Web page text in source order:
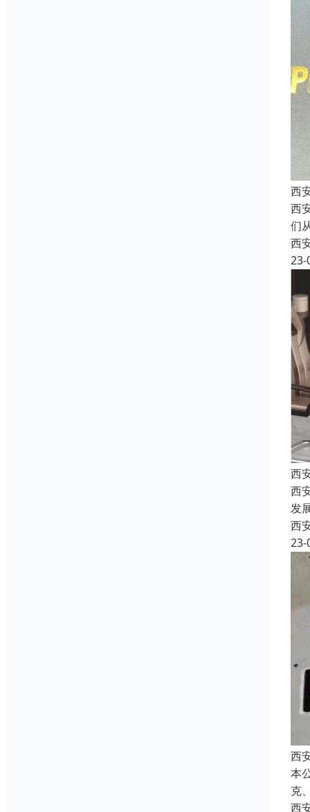
西
西
们
西
23-
西
西
发
西
23-
西
本
克
西